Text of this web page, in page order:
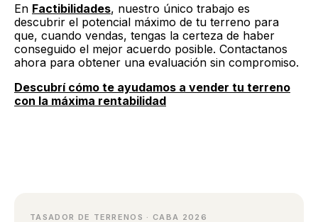
En Factibilidades, nuestro único trabajo es
descubrir el potencial máximo de tu terreno para
que, cuando vendas, tengas la certeza de haber
conseguido el mejor acuerdo posible. Contactanos
ahora para obtener una evaluación sin compromiso.
Descubrí cómo te ayudamos a vender tu terreno
con la máxima rentabilidad
TASADOR DE TERRENOS · CABA 2026